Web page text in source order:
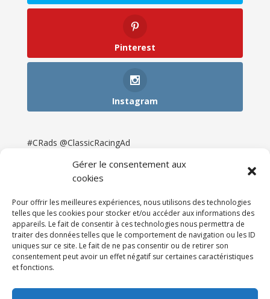
Gérer le consentement aux
cookies
Pour offrir les meilleures expériences, nous utilisons des technologies
telles que les cookies pour stocker et/ou accéder aux informations des
appareils. Le fait de consentir à ces technologies nous permettra de
traiter des données telles que le comportement de navigation ou les ID
uniques sur ce site. Le fait de ne pas consentir ou de retirer son
consentement peut avoir un effet négatif sur certaines caractéristiques
et fonctions.
Pinterest
Instagram
#CRads @ClassicRacingAd
Newsletter & Presse
Partenaires Tarifs